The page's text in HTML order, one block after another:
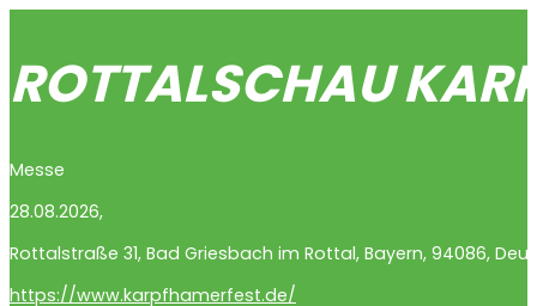
ROTTALSCHAU
Messe
28.08.2026,
Rottalstraße 31, Bad Griesbach im Rottal, Bayern, 94086,
https://www.karpfhamerfest.de/